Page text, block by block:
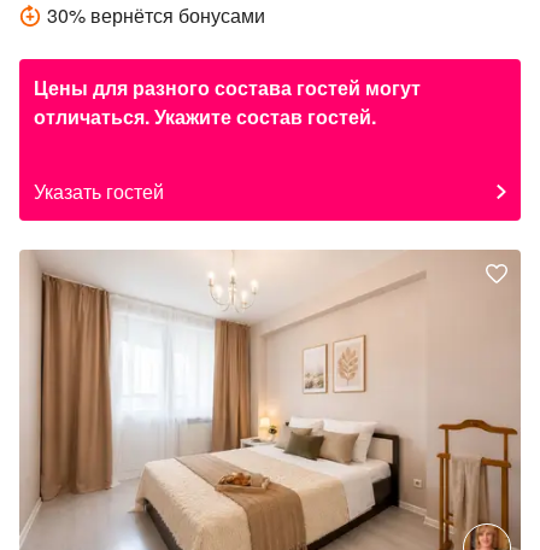
30% вернётся бонусами
Цены для разного состава гостей могут
отличаться. Укажите состав гостей.
Указать гостей